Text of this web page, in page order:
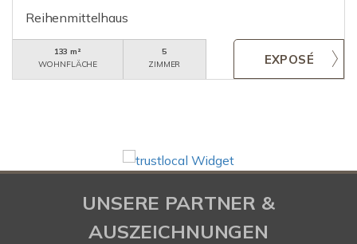
Reihenmittelhaus
133 m²
WOHNFLÄCHE
5
ZIMMER
UNSERE PARTNER &
AUSZEICHNUNGEN